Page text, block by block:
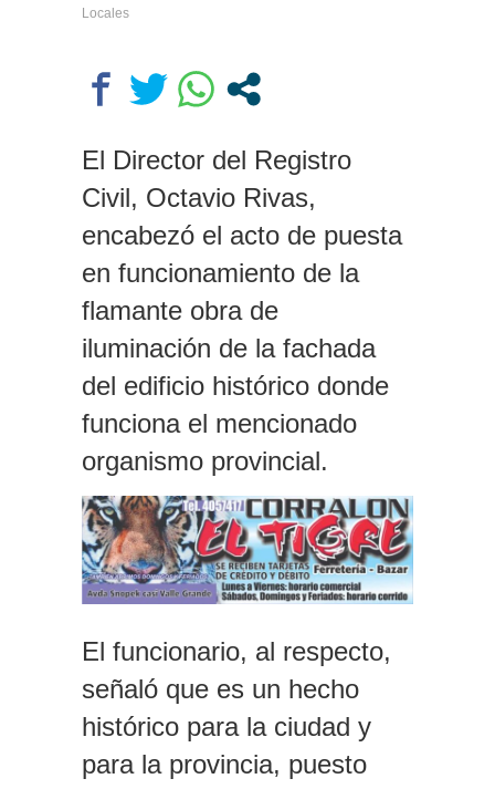
Locales
El Director del Registro
Civil, Octavio Rivas,
encabezó el acto de puesta
en funcionamiento de la
flamante obra de
iluminación de la fachada
del edificio histórico donde
funciona el mencionado
organismo provincial.
El funcionario, al respecto,
señaló que es un hecho
histórico para la ciudad y
para la provincia, puesto